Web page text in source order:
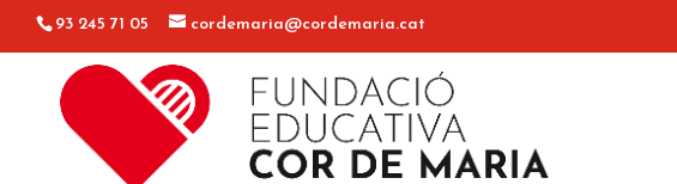
93 245 71 05 cordemaria@cordemaria.cat